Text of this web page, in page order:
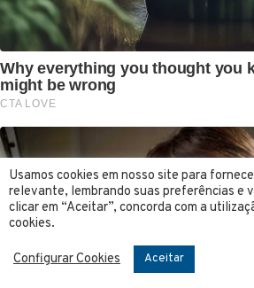
Usamos cookies em nosso site para
relevante, lembrando suas preferências e
clicar em “Aceitar”, concorda com a
cookies.
Configurar Cookies Aceitar